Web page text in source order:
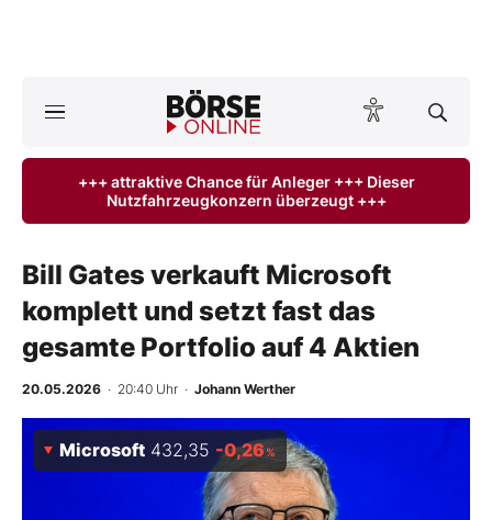
Anlageprodukte
Finanz-Check
Abo & Shop
Experten
Mein B:O
+++ attraktive Chance für Anleger +++ Dieser
Nutzfahrzeugkonzern überzeugt +++
Bill Gates verkauft Microsoft
komplett und setzt fast das
gesamte Portfolio auf 4 Aktien
20.05.2026 · 20:40 Uhr · Johann Werther
Microsoft 432,35 -0,26%